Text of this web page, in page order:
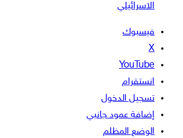
الاسرائيلي
فيسبوك
‫X
‫YouTube
انستقرام
تسجيل الدخول
إضافة عمود جانبي
الوضع المظلم